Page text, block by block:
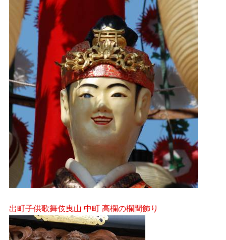
出町子供歌舞伎曳山 中町 高欄の欄間飾り